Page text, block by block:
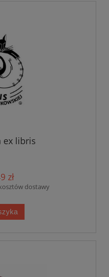
ex libris
zł
dostawy